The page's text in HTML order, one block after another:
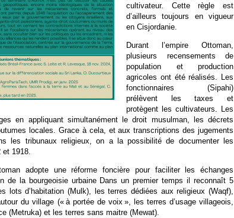
cultivateur. Cette règle est
d’ailleurs toujours en vigueur
en Cisjordanie.
Durant l’empire Ottoman,
plusieurs recensements de
population et production
agricoles ont été réalisés. Les
fonctionnaires (Sipahi)
prélèvent les taxes et
protègent les cultivateurs. Les
en appliquant simultanément le droit musulman, les décrets
locales. Grace à cela, et aux transcriptions des jugements
les tribunaux religieux, on a la possibilité de documenter les
et 1918.
adopte une réforme foncière pour faciliter les échanges
de la bourgeoisie urbaine Dans un premier temps il reconnaît 5
lots d’habitation (Mulk), les terres dédiées aux religieux (Waqf),
du village (« à portée de voix », les terres d’usage villageois,
(Metruka) et les terres sans maitre (Mewat).